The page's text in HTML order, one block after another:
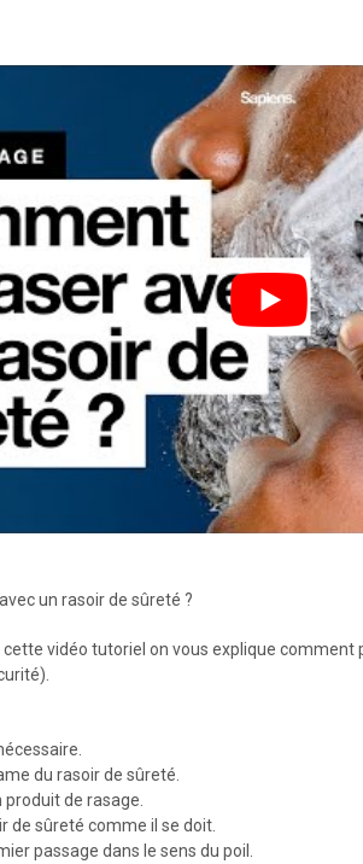
un rasoir de sûreté ?
cette vidéo tutoriel on vous explique comment
du rasoir de sûreté.
de rasage.
de sûreté comme il se doit.
passage dans le sens du poil.